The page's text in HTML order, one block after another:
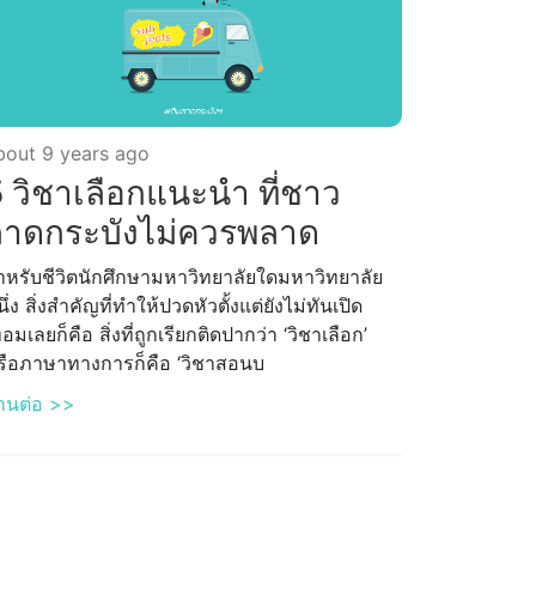
9 years ago
วิชาเลือกแนะนำ ที่ชาว
ดกระบังไม่ควรพลาด
หรับชีวิตนักศึกษามหาวิทยาลัยใดมหาวิทยาลัย
ง สิ่งสำคัญที่ทำให้ปวดหัวตั้งแต่ยังไม่ทันเปิด
อมเลยก็คือ สิ่งที่ถูกเรียกติดปากว่า ‘วิชาเลือก’
อภาษาทางการก็คือ ‘วิชาสอนบ
นต่อ >>